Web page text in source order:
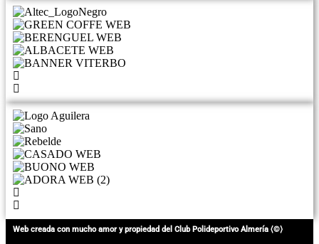
Web creada con mucho amor y propiedad del Club Polideportivo Almería ⟨©⟩